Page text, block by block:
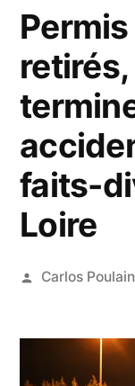
faits-
Loire
Publié
Carlos Poulain